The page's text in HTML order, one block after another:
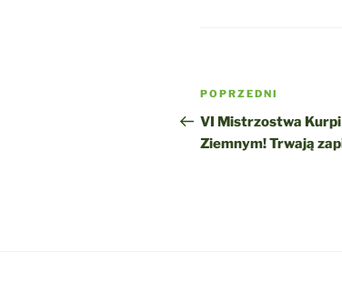
Nawigacja
wpisu
Poprzedni
wpis
POPRZEDNI
VI Mistrzostwa Kurpi
Ziemnym! Trwają